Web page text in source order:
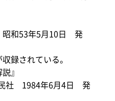
和53年5月10日 発
録されている。
』
社 1984年6月4日 発